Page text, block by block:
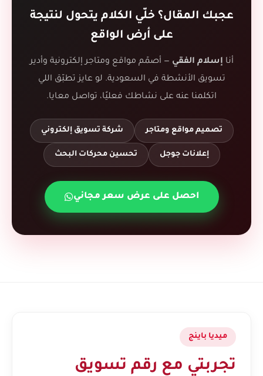
عجبك المقال؟ خلّي الكلام يتحول لنتيجة
على أرض الواقع
أنا إسلام الفقي — أصمّم مواقع ومتاجر إلكترونية وأدير
تسويق الأنشطة في السعودية. لو عايز تطبّق اللي
اتكلمنا عنه على نشاطك فعليًا، تواصل معايا.
تصميم مواقع ومتاجر شركة تسويق إلكتروني
إعلانات جوجل تحسين محركات البحث
احصل على عرض سعر مجاني
ميديا باينج
تجربتي مع رقم تسويق